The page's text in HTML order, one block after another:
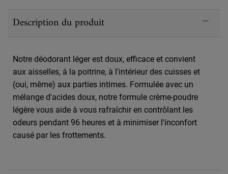
Description du produit
Notre déodorant léger est doux, efficace et convient
aux aisselles, à la poitrine, à l'intérieur des cuisses et
(oui, même) aux parties intimes. Formulée avec un
mélange d'acides doux, notre formule crème-poudre
légère vous aide à vous rafraîchir en contrôlant les
odeurs pendant 96 heures et à minimiser l'inconfort
causé par les frottements.